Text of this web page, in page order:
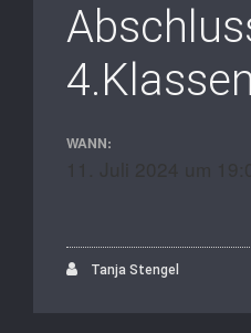
4.Klassen
WANN:
Tanja Stengel